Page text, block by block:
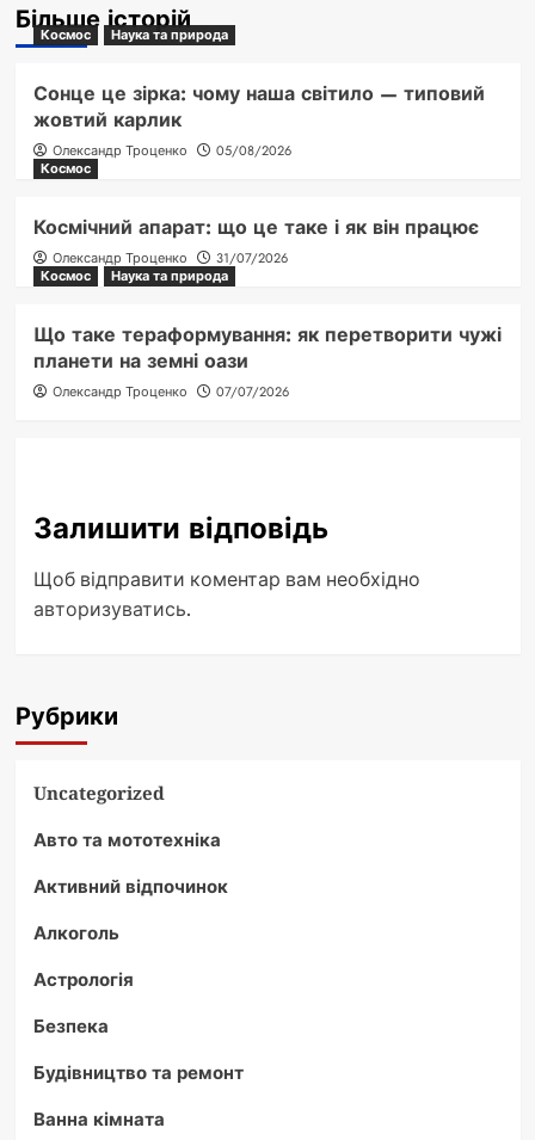
Більше історій
Космос Наука та природа
Сонце це зірка: чому наша світило — типовий
жовтий карлик
Олександр Троценко
05/08/2026
Космос
Космічний апарат: що це таке і як він працює
Олександр Троценко
31/07/2026
Космос
Наука та природа
Що таке тераформування: як перетворити чужі
планети на земні оази
Олександр Троценко 07/07/2026
Залишити відповідь
Щоб відправити коментар вам необхідно
авторизуватись.
Рубрики
Uncategorized
Авто та мототехніка
Активний відпочинок
Алкоголь
Астрологія
Безпека
Будівництво та ремонт
Ванна кімната